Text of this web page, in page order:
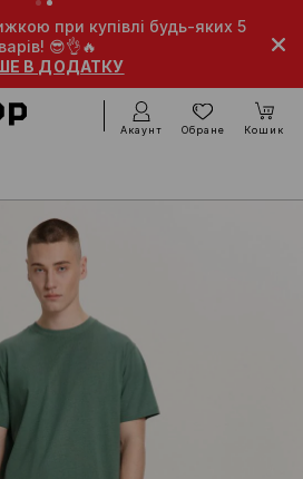
при купівлі будь-яких 5
😎👌🔥
В ДОДАТКУ
Акаунт Обране Кошик